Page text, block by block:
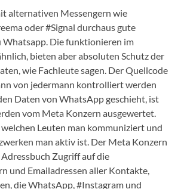
alternativen Messengern wie
oder #Signal durchaus gute
Die funktionieren im
bieten aber absoluten Schutz der
wie Fachleute sagen. Der Quellcode
von jedermann kontrolliert werden
Daten von WhatsApp geschieht, ist
vom Meta Konzern ausgewertet.
Leuten man kommuniziert und
man aktiv ist. Der Meta Konzern
Zugriff auf die
und Emailadressen aller Kontakte,
die WhatsApp, #Instagram und